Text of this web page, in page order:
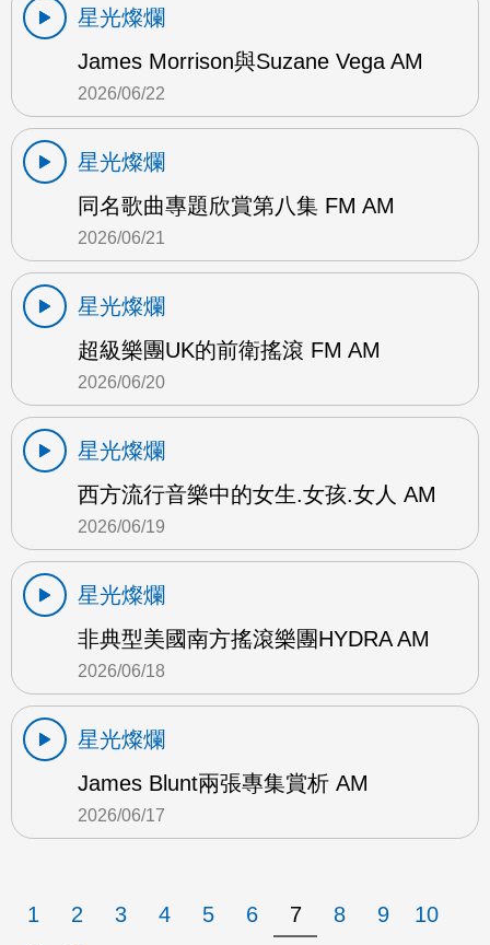
星光燦爛
James Morrison與Suzane Vega AM
2026/06/22
星光燦爛
同名歌曲專題欣賞第八集 FM AM
2026/06/21
星光燦爛
超級樂團UK的前衛搖滾 FM AM
2026/06/20
星光燦爛
西方流行音樂中的女生.女孩.女人 AM
2026/06/19
星光燦爛
非典型美國南方搖滾樂團HYDRA AM
2026/06/18
星光燦爛
James Blunt兩張專集賞析 AM
2026/06/17
1 2 3 4 5 6 7 8 9
10